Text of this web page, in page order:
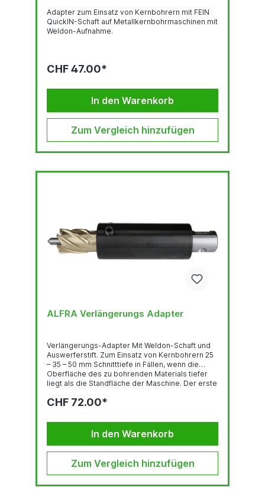
Adapter zum Einsatz von Kernbohrern mit FEIN
QuickIN-Schaft auf Metallkernbohrmaschinen mit
Weldon-Aufnahme.
CHF 47.00*
In den Warenkorb
Zum Vergleich hinzufügen
ALFRA Verlängerungs Adapter
Verlängerungs-Adapter Mit Weldon-Schaft und
Auswerferstift. Zum Einsatz von Kernbohrern 25
– 35 – 50 mm Schnitttiefe in Fällen, wenn die
Oberfläche des zu bohrenden Materials tiefer
liegt als die Standfläche der Maschine. Der erste
aus, das Kühlmittel fließt durch die Bohrung zum
Durchmesser: 30 mm Auswerferstift: 6,35 x 77
mm Art.-Nr. 1926500
CHF 72.00*
In den Warenkorb
Zum Vergleich hinzufügen